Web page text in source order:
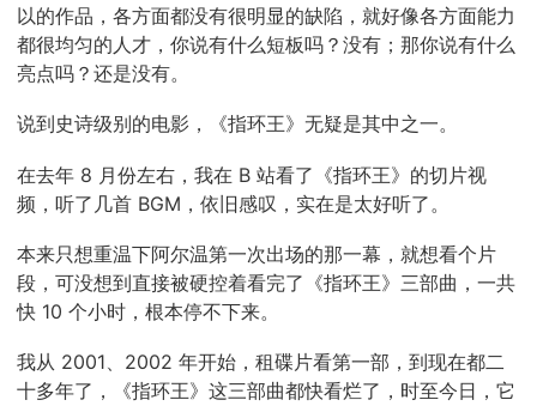
以的作品，各方面都没有很明显的缺陷，就好像各方面能力
都很均匀的人才，你说有什么短板吗？没有；那你说有什么
亮点吗？还是没有。
说到史诗级别的电影，《指环王》无疑是其中之一。
在去年 8 月份左右，我在 B 站看了《指环王》的切片视
频，听了几首 BGM，依旧感叹，实在是太好听了。
本来只想重温下阿尔温第一次出场的那一幕，就想看个片
段，可没想到直接被硬控着看完了《指环王》三部曲，一共
快 10 个小时，根本停不下来。
我从 2001、2002 年开始，租碟片看第一部，到现在都二
十多年了，《指环王》这三部曲都快看烂了，时至今日，它